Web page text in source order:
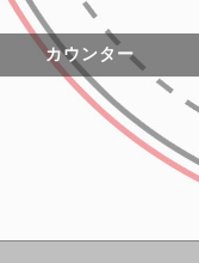
カウンター